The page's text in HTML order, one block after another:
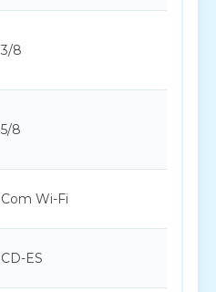
3/8
5/8
Com Wi-Fi
CD-ES